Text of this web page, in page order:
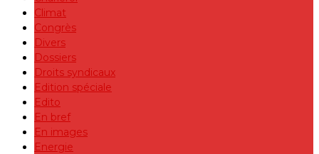
Climat
Congrès
Divers
Dossiers
Droits syndicaux
Edition spéciale
Edito
En bref
En images
Energie